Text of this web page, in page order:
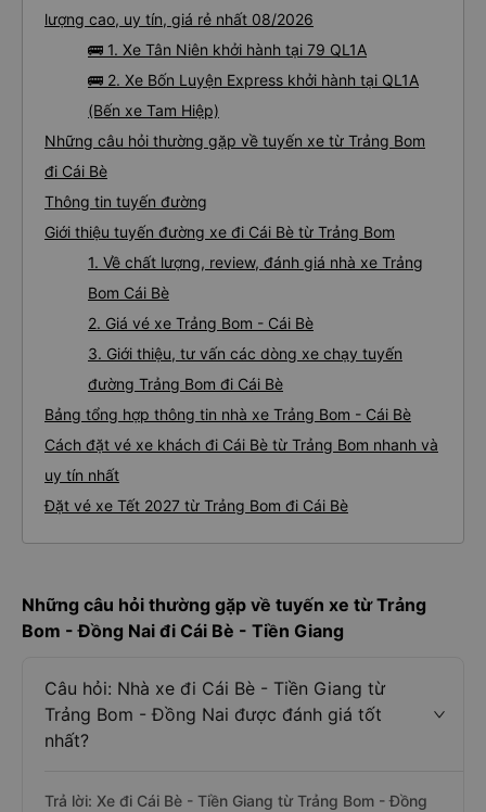
lượng cao, uy tín, giá rẻ nhất 08/2026
🚌 1. Xe Tân Niên khởi hành tại 79 QL1A
🚌 2. Xe Bốn Luyện Express khởi hành tại QL1A
(Bến xe Tam Hiệp)
Những câu hỏi thường gặp về tuyến xe từ Trảng Bom
đi Cái Bè
Thông tin tuyến đường
Giới thiệu tuyến đường xe đi Cái Bè từ Trảng Bom
1. Về chất lượng, review, đánh giá nhà xe Trảng
Bom Cái Bè
2. Giá vé xe Trảng Bom - Cái Bè
3. Giới thiệu, tư vấn các dòng xe chạy tuyến
đường Trảng Bom đi Cái Bè
Bảng tổng hợp thông tin nhà xe Trảng Bom - Cái Bè
Cách đặt vé xe khách đi Cái Bè từ Trảng Bom nhanh và
uy tín nhất
Đặt vé xe Tết 2027 từ Trảng Bom đi Cái Bè
Những câu hỏi thường gặp về tuyến xe từ Trảng
Bom - Đồng Nai đi Cái Bè - Tiền Giang
Câu hỏi: Nhà xe đi Cái Bè - Tiền Giang từ
Trảng Bom - Đồng Nai được đánh giá tốt
nhất?
Trả lời: Xe đi Cái Bè - Tiền Giang từ Trảng Bom - Đồng